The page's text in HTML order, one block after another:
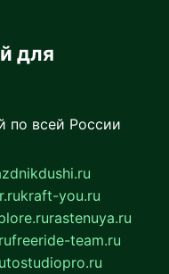
для
по всей России
kraft-you.ru
rastenuya.ru
freeride-team.ru